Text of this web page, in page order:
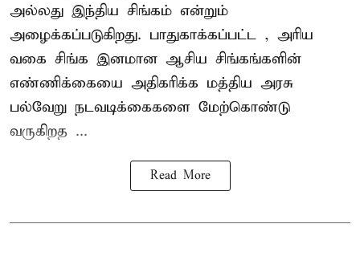
அல்லது இந்திய சிங்கம் என்றும்
அழைக்கப்படுகிறது. பாதுகாக்கப்பட்ட , அரிய
வகை சிங்க இனமான ஆசிய சிங்கங்களின்
எண்ணிக்கையை அதிகரிக்க மத்திய அரசு
பல்வேறு நடவடிக்கைகளை மேற்கொண்டு
வருகிறத ...
Read More